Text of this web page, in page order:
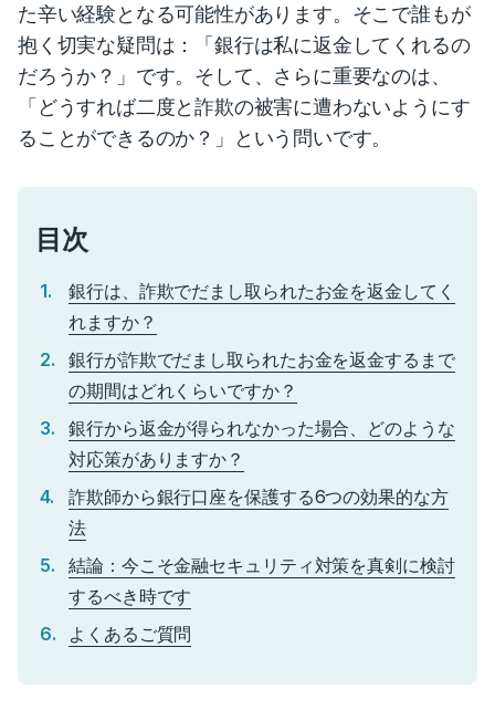
た辛い経験となる可能性があります。そこで誰もが
抱く切実な疑問は：「銀行は私に返金してくれるの
だろうか？」です。そして、さらに重要なのは、
「どうすれば二度と詐欺の被害に遭わないようにす
ることができるのか？」という問いです。
目次
銀行は、詐欺でだまし取られたお金を返金してく
れますか？
銀行が詐欺でだまし取られたお金を返金するまで
の期間はどれくらいですか？
銀行から返金が得られなかった場合、どのような
対応策がありますか？
詐欺師から銀行口座を保護する6つの効果的な方
法
結論：今こそ金融セキュリティ対策を真剣に検討
するべき時です
よくあるご質問